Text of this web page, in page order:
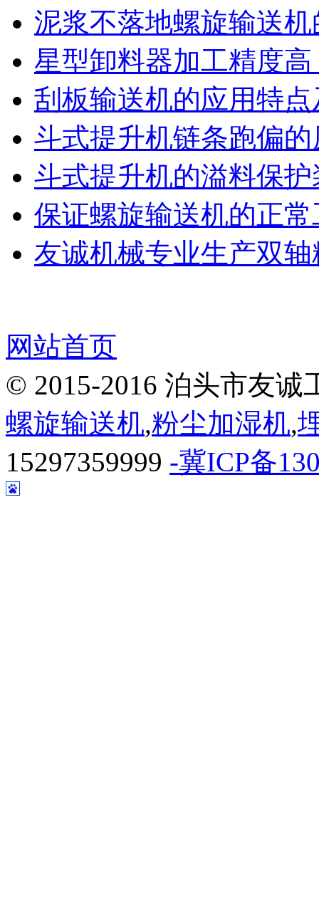
泥浆不落地螺旋输送
星型卸料器加工精度
刮板输送机的应用特
斗式提升机链条跑偏
斗式提升机的溢料保护
保证螺旋输送机的正
友诚机械专业生产双
网站首页
© 2015-2016 泊头市友
螺旋输送机,粉尘加湿机,
15297359999 -冀ICP备